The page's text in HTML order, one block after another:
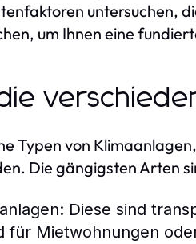
untersuchen,
um Ihnen eine
Typen von
Die gängigsten Arten
Diese sind
für Mietwohnungen